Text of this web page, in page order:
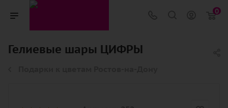
0
Гелиевые шары ЦИФРЫ